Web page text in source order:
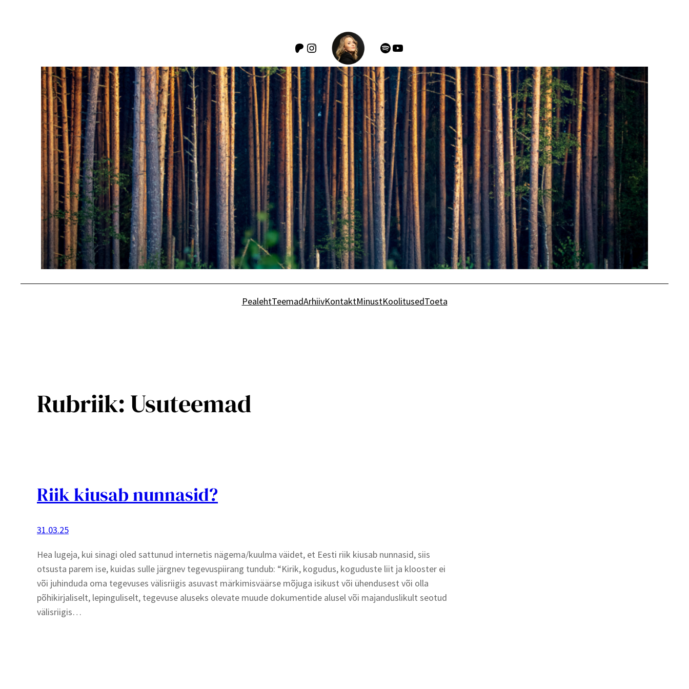
Patreon
Instagram Spotify
YouTube
PealehtTeemadArhiivKontaktMinustKoolitusedToeta
Rubriik:Usuteemad
Riik kiusab nunnasid?
31.03.25
Hea lugeja, kui sinagi oled sattunud internetis nägema/kuulma väidet, et Eesti riik kiusab nunnasid, siis
otsusta parem ise, kuidas sulle järgnev tegevuspiirang tundub: “Kirik, kogudus, koguduste liit ja klooster ei
või juhinduda oma tegevuses välisriigis asuvast märkimisväärse mõjuga isikust või ühendusest või olla
põhikirjaliselt, lepinguliselt, tegevuse aluseks olevate muude dokumentide alusel või majanduslikult seotud
välisriigis…